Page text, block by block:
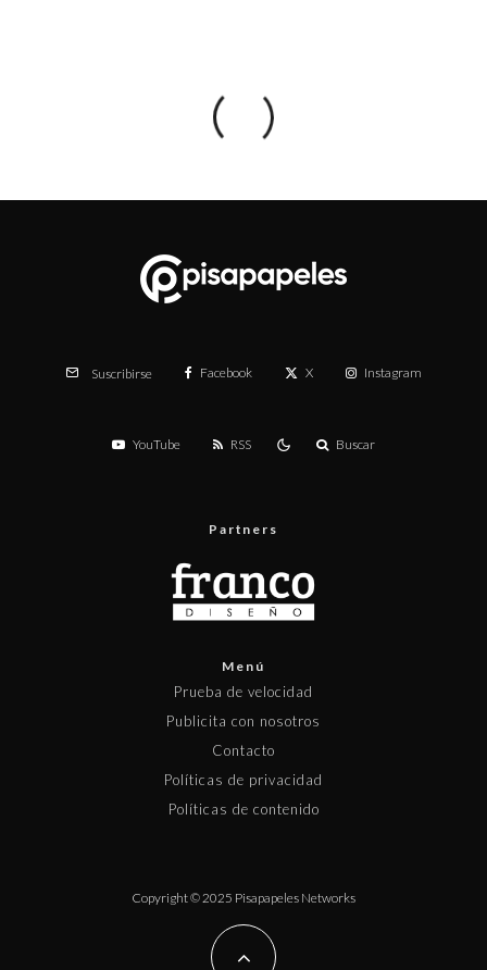
Suscribirse Facebook X Instagram
YouTube RSS Buscar
Partners
Menú
Prueba de velocidad
Publicita con nosotros
Contacto
Políticas de privacidad
Políticas de contenido
Copyright © 2025 Pisapapeles Networks